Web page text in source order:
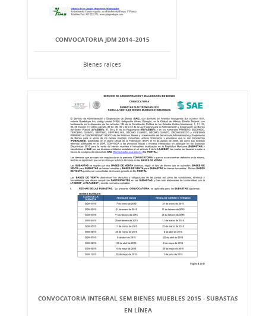
CONVOCATORIA JDM 2014–2015
Bienes raíces
CONVOCATORIA INTEGRAL SEM BIENES MUEBLES 2015 - SUBASTAS
EN LÍNEA